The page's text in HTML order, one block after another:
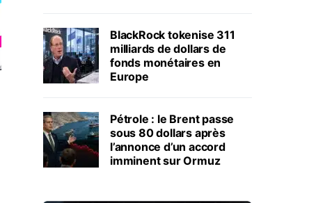
BlackRock tokenise 311
milliards de dollars de
fonds monétaires en
Europe
Pétrole : le Brent passe
sous 80 dollars après
l’annonce d’un accord
imminent sur Ormuz